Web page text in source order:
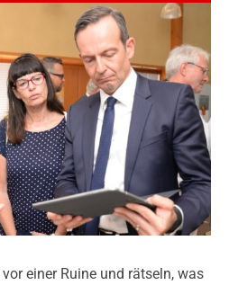
einer Ruine und rätseln, was